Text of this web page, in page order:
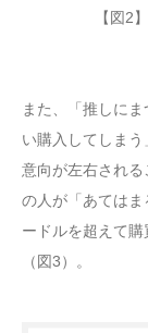
【図2
また、「推しに
い購入してしま
意向が左右され
の人が「あては
ードルを超えて
（図3）。